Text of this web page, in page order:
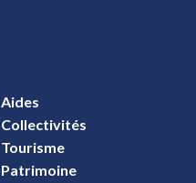
Aides
Collectivités
Tourisme
Patrimoine